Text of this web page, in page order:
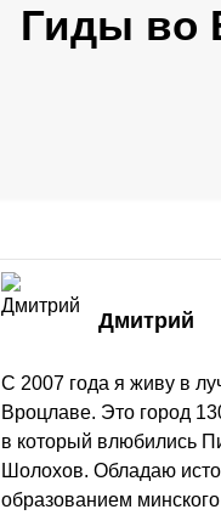
Гиды во
Дмитрий
С 2007 года я живу в
Вроцлаве. Это город
в который влюбились
Шолохов. Обладаю
образованием